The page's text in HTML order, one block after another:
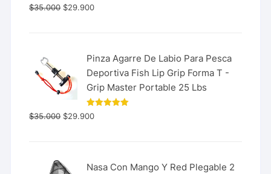
Valorado
con
$35.000 $29.900
Pinza Agarre De Labio Para Pesca
Deportiva Fish Lip Grip Forma T -
Grip Master Portable 25 Lbs
Valorado
con
$35.000 $29.900
Nasa Con Mango Y Red Plegable 2